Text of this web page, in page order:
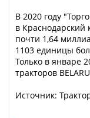
В 2020 году
в Краснодарский
почти 1,64
1103 единицы
Только в январе
тракторов
Источник: